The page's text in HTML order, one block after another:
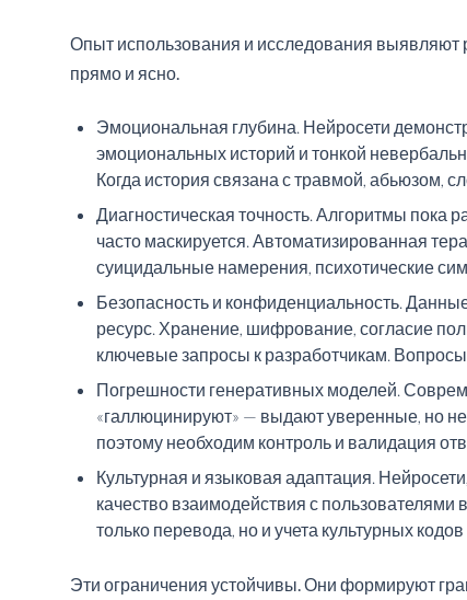
Опыт использования и исследования выявляют
прямо и ясно.
Эмоциональная глубина. Нейросети
эмоциональных историй и тонкой
Когда история связана с травмой, абьюзом,
Диагностическая точность. Алгоритмы пока
часто маскируется. Автоматизированная
суицидальные намерения, психотические
Безопасность и конфиденциальность.
ресурс. Хранение, шифрование, согласие
ключевые запросы к разработчикам.
Погрешности генеративных моделей.
«галлюцинируют» — выдают уверенные, но
поэтому необходим контроль и валидация
Культурная и языковая адаптация.
качество взаимодействия с пользователями
только перевода, но и учета культурных
Эти ограничения устойчивы. Они формируют